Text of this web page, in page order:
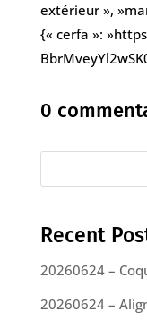
extérieur »,
{« cerfa »:
0
Recent
20260624 –
20260624 –